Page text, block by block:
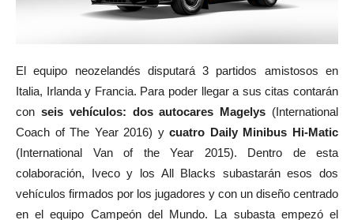
El equipo neozelandés disputará 3 partidos amistosos en
Italia, Irlanda y Francia. Para poder llegar a sus citas contarán
con seis vehículos: dos autocares Magelys (International
Coach of The Year 2016) ycuatro Daily Minibus Hi-Matic
(International Van of the Year 2015). Dentro de esta
colaboración, Iveco y los All Blacks subastarán esos dos
vehículos firmados por los jugadores y con un diseño centrado
en el equipo Campeón del Mundo. La subasta empezó el